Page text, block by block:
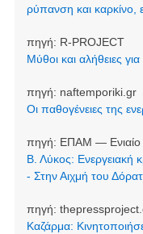
ρύπανση και καρκίνο,
πηγή: R-PROJECT
Μύθοι και αλήθειες
πηγή: naftemporiki.gr
Οι παθογένειες της
πηγή: ΕΠΑΜ — Ενιαίο
Β. Λύκος: Ενεργειακή
- Στην Αιχμή του
πηγή:
Καζάρμα: